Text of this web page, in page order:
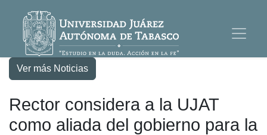
Ver más Noticias
Rector considera a la UJAT
como aliada del gobierno para la